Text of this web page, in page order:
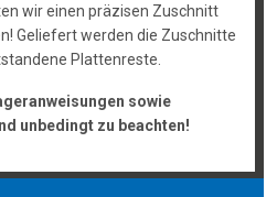
wir einen präzisen Zuschnitt
Geliefert werden die Zuschnitte
Plattenreste.
sowie
unbedingt zu beachten!